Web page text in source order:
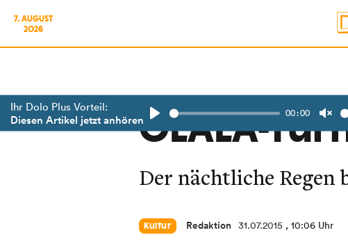
7. AUGUST
2026
Ihr Dolo Plus Vorteil:
Diesen Artikel jetzt anhören
Play
00:00
OLALA-
Der nächtliche Regen
Kultur Redaktion 31.07.2015 , 10:06 Uhr